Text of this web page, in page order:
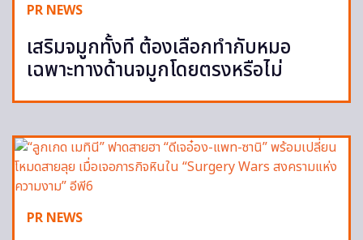
PR NEWS
เสริมจมูกทั้งที ต้องเลือกทำกับหมอ
เฉพาะทางด้านจมูกโดยตรงหรือไม่
PR NEWS